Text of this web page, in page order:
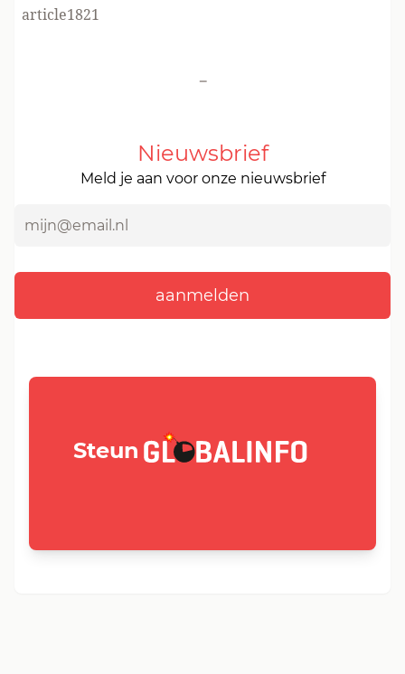
article1821
-
Nieuwsbrief
Meld je aan voor onze nieuwsbrief
Steun GLOBALINFO.nl